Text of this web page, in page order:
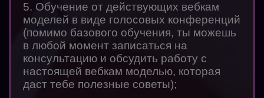
5. Обучение от действующих вебкам
моделей в виде голосовых конференций
(помимо базового обучения, ты можешь
в любой момент записаться на
консультацию и обсудить работу с
настоящей вебкам моделью, которая
даст тебе полезные советы);